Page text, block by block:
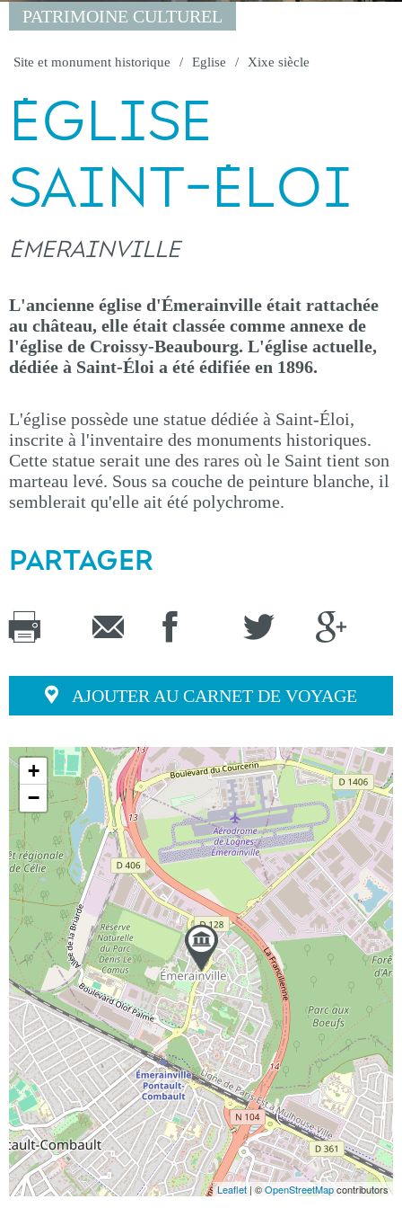
PATRIMOINE CULTUREL
Site et monument historique Eglise Xixe siècle
ÉGLISE
SAINT-ÉLOI
ÉMERAINVILLE
L'ancienne église d'Émerainville était rattachée
au château, elle était classée comme annexe de
l'église de Croissy-Beaubourg. L'église actuelle,
dédiée à Saint-Éloi a été édifiée en 1896.
L'église possède une statue dédiée à Saint-Éloi,
inscrite à l'inventaire des monuments historiques.
Cette statue serait une des rares où le Saint tient son
marteau levé. Sous sa couche de peinture blanche, il
semblerait qu'elle ait été polychrome.
PARTAGER
AJOUTER AU CARNET DE VOYAGE
+
−
Leaflet | ©OpenStreetMapcontributors